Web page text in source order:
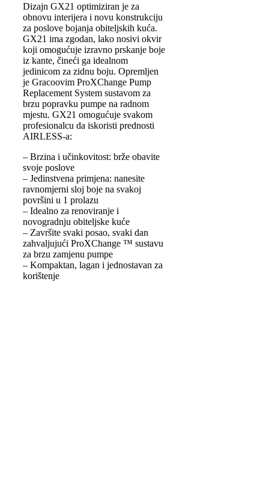
Dizajn GX21 optimiziran je za
obnovu interijera i novu konstrukciju
za poslove bojanja obiteljskih kuća.
GX21 ima zgodan, lako nosivi okvir
koji omogućuje izravno prskanje boje
iz kante, čineći ga idealnom
jedinicom za zidnu boju. Opremljen
je Gracoovim ProXChange Pump
Replacement System sustavom za
brzu popravku pumpe na radnom
mjestu. GX21 omogućuje svakom
profesionalcu da iskoristi prednosti
AIRLESS-a:
– Brzina i učinkovitost: brže obavite
svoje poslove
– Jedinstvena primjena: nanesite
ravnomjerni sloj boje na svakoj
površini u 1 prolazu
– Idealno za renoviranje i
novogradnju obiteljske kuće
– Završite svaki posao, svaki dan
zahvaljujući ProXChange ™ sustavu
za brzu zamjenu pumpe
– Kompaktan, lagan i jednostavan za
korištenje